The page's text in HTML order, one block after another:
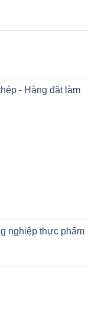
- Hàng đặt làm
nghiệp thực phẩm